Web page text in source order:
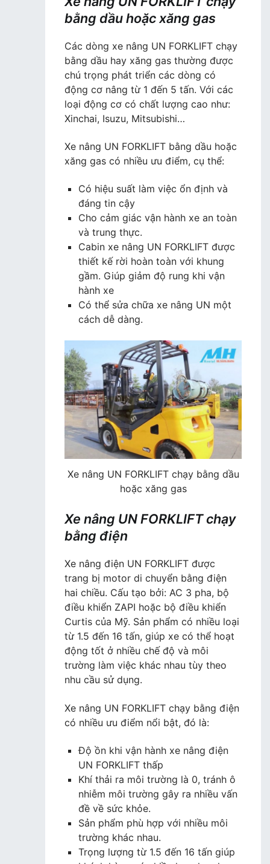
bằng dầu hoặc xăng gas
Các dòng xe nâng UN FORKLIFT chạy
bằng dầu hay xăng gas thường được
chú trọng phát triển các dòng có
động cơ nâng từ 1 đến 5 tấn. Với các
loại động cơ có chất lượng cao như:
Xinchai, Isuzu, Mitsubishi…
Xe nâng UN FORKLIFT bằng dầu hoặc
xăng gas có nhiều ưu điểm, cụ thể:
Có hiệu suất làm việc ổn định và
đáng tin cậy
Cho cảm giác vận hành xe an toàn
và trung thực.
Cabin xe nâng UN FORKLIFT được
thiết kế rời hoàn toàn với khung
gầm. Giúp giảm độ rung khi vận
hành xe
Có thể sửa chữa xe nâng UN một
cách dễ dàng.
Xe nâng UN FORKLIFT chạy bằng dầu
hoặc xăng gas
Xe nâng UN FORKLIFT chạy
bằng điện
Xe nâng điện UN FORKLIFT được
trang bị motor di chuyển bằng điện
hai chiều. Cấu tạo bởi: AC 3 pha, bộ
điều khiển ZAPI hoặc bộ điều khiển
Curtis của Mỹ. Sản phẩm có nhiều loại
từ 1.5 đến 16 tấn, giúp xe có thể hoạt
động tốt ở nhiều chế độ và môi
trường làm việc khác nhau tùy theo
nhu cầu sử dụng.
Xe nâng UN FORKLIFT chạy bằng điện
có nhiều ưu điểm nổi bật, đó là:
Độ ồn khi vận hành xe nâng điện
UN FORKLIFT thấp
Khí thải ra môi trường là 0, tránh ô
nhiễm môi trường gây ra nhiều vấn
đề về sức khỏe.
Sản phẩm phù hợp với nhiều môi
trường khác nhau.
Trọng lượng từ 1.5 đến 16 tấn giúp